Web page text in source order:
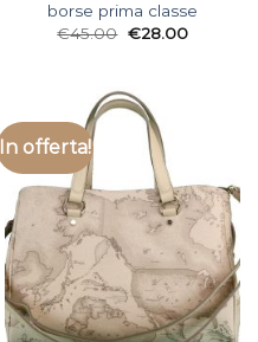
borse prima classe
€45.00 €28.00
In offerta!